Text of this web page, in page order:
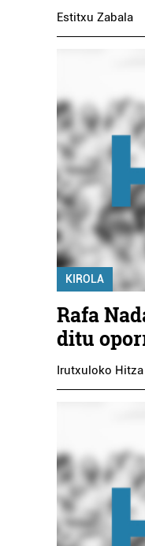
Estitxu Zabala
KIROLA
Rafa
ditu
Irutxuloko Hitza